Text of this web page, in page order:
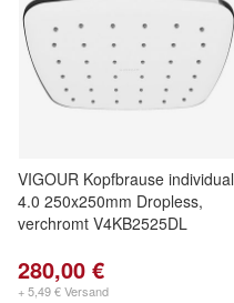
VIGOUR Kopfbrause individual
4.0 250x250mm Dropless,
verchromt V4KB2525DL
280,00 €
+ 5,49 € Versand